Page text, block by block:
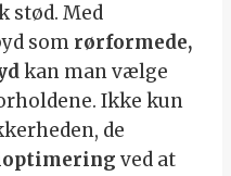
stød. Med
som rørformede,
kan man vælge
Ikke kun
de
ved at